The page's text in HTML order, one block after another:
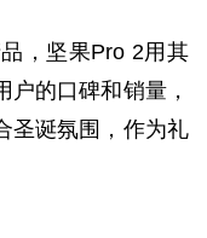
，坚果Pro 2用其
的口碑和销量，
圣诞氛围，作为礼